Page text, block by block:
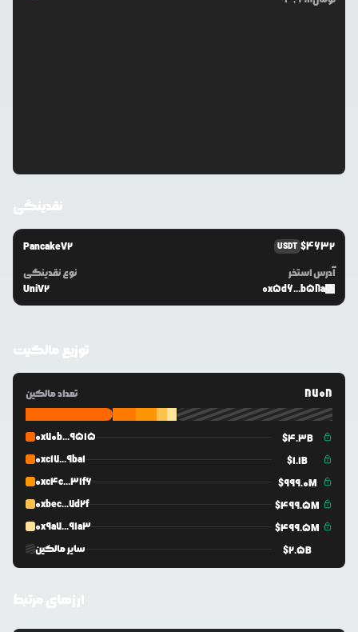
نقدینگی
PancakeV2 USDT $4632
نوع نقدینگی
UniV2
آدرس استخر
0x5d6...b58a
توزیع مالکیت
تعداد مالکین 8708
0x70b...9515 $4.3B
0xc17...9ba1
$1.1B
0xc4c...31f6
$999.0M
0xbec...7d2f
$499.5M
0x9a7...91a3
$499.5M
سایر مالکین
$2.5B